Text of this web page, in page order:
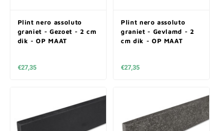
Plint nero assoluto
graniet - Gezoet - 2 cm
dik - OP MAAT
€27,35
Plint nero assoluto
graniet - Gevlamd - 2
cm dik - OP MAAT
€27,35